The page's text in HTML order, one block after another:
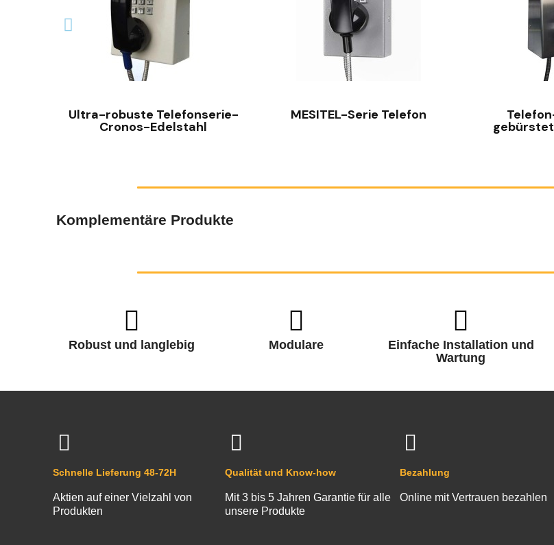
SCHNELLANSICHT
Ultra-robuste Telefonserie-
Cronos-Edelstahl
SCHNELLANSICHT
MESITEL-Serie Telefon
Komplementäre Produkte
Robust und langlebig Modulare
Einfache Installation und
Wartung
Schnelle Lieferung 48-72H
Aktien auf einer Vielzahl von
Produkten
Qualität und Know-how
Mit 3 bis 5 Jahren Garantie für alle
unsere Produkte
Bezahlung
Online mit Vertrauen bezahlen